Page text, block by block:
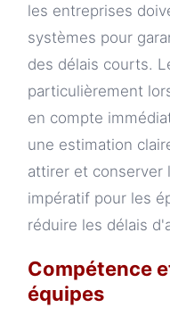
les entreprises
systèmes pour
des délais courts.
particulièrement
en compte
une estimation
attirer et conserver
impératif pour les
réduire les délais
Compétence
équipes